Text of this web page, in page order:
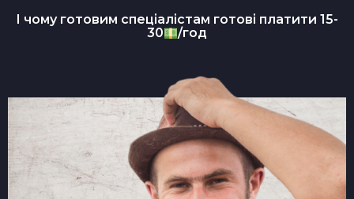
І чому готовим спеціалістам готові платити 15-
30
/год